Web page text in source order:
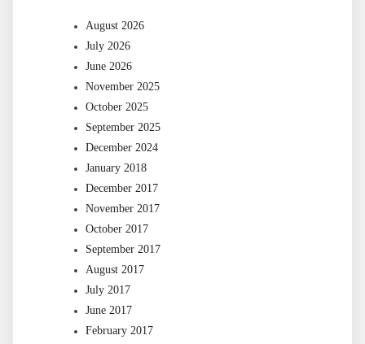
August 2026
July 2026
June 2026
November 2025
October 2025
September 2025
December 2024
January 2018
December 2017
November 2017
October 2017
September 2017
August 2017
July 2017
June 2017
February 2017